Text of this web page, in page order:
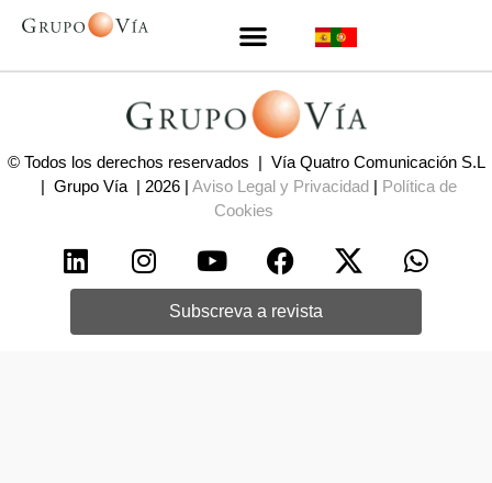
© Todos los derechos reservados | Vía Quatro Comunicación S.L
| Grupo Vía | 2026 | Aviso Legal y Privacidad | Política de
Cookies
Subscreva a revista